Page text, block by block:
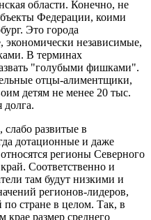
области. Конечно, не
Федерации, коими
Это города
экономически независимые,
В терминах
"голубыми фишками".
отцы-алиментщики,
детям не менее 20 тыс.
долга.
развитые в
дотационные и даже
регионы Северного
Соответственно и
там будут низкими и
регионов-лидеров,
по стране в целом. Так, в
крае размер среднего